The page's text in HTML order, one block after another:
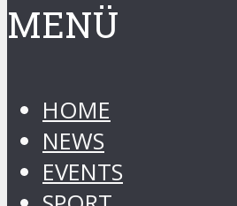
MENÜ
HOME
NEWS
EVENTS